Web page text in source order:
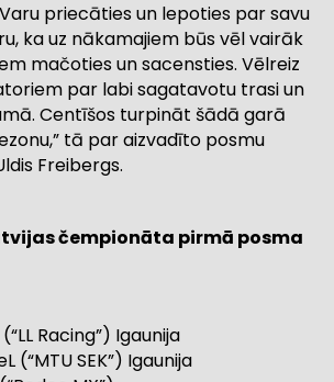
Varu priecāties un lepoties par savu
ka uz nākamajiem būs vēl vairāk
mačoties un sacensties. Vēlreiz
par labi sagatavotu trasi un
Centīšos turpināt šādā garā
tā par aizvadīto posmu
Freibergs.
čempionāta pirmā posma
Racing”) Igaunija
(“MTU SEK”) Igaunija